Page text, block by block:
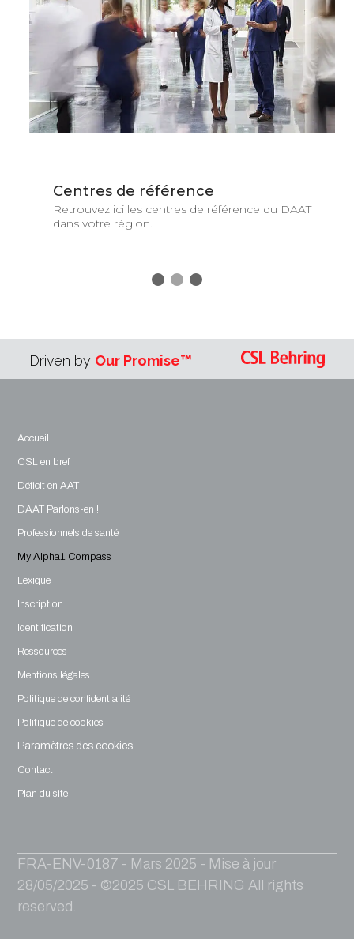
Centres de référence
Retrouvez ici les centres de référence du DAAT
dans votre région.
Driven by Our Promise™
Accueil
CSL en bref
Déficit en AAT
DAAT Parlons-en !
Professionnels de santé
My Alpha1 Compass
Lexique
Inscription
Identification
Ressources
Mentions légales
Politique de confidentialité
Politique de cookies
Paramètres des cookies
Contact
Plan du site
FRA-ENV-0187 - Mars 2025 - Mise à jour
28/05/2025 - ©2025 CSL BEHRING All rights
reserved.